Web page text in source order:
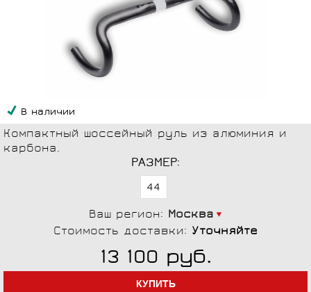
В наличии
Компактный шоссейный руль из алюминия и
карбона.
РАЗМЕР:
44
Ваш регион: Москва
Стоимость доставки: Уточняйте
13 100 руб.